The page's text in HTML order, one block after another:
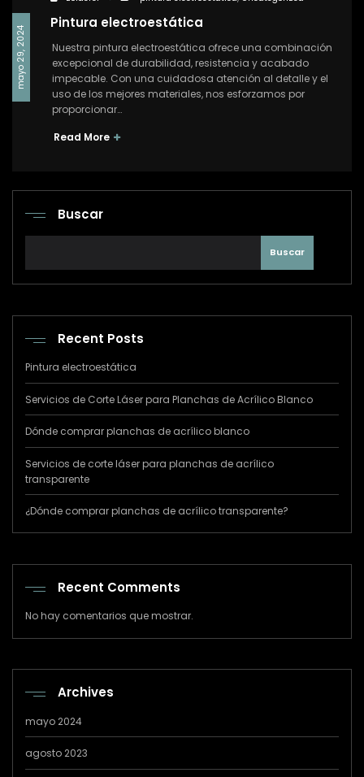
mayo 29, 2024
Pintura electroestática
Nuestra pintura electroestática ofrece una combinación
excepcional de durabilidad, resistencia y acabado
impecable. Con una cuidadosa atención al detalle y el
uso de los mejores materiales, nos esforzamos por
proporcionar…
Read More
Buscar
Buscar
Recent Posts
Pintura electroestática
Servicios de Corte Láser para Planchas de Acrílico Blanco
Dónde comprar planchas de acrílico blanco
Servicios de corte láser para planchas de acrílico
transparente
¿Dónde comprar planchas de acrílico transparente?
Recent Comments
No hay comentarios que mostrar.
Archives
mayo 2024
agosto 2023